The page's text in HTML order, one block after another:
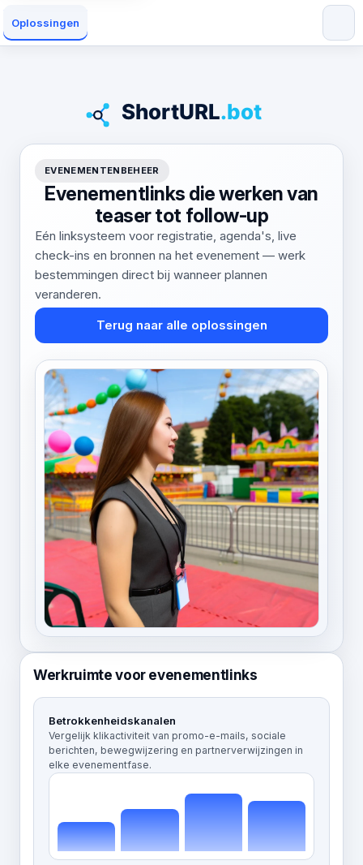
Oplossingen
EVENEMENTENBEHEER
Evenementlinks die werken van
teaser tot follow-up
Eén linksysteem voor registratie, agenda's, live
check-ins en bronnen na het evenement — werk
bestemmingen direct bij wanneer plannen
veranderen.
Terug naar alle oplossingen
Werkruimte voor evenementlinks
Betrokkenheidskanalen
Vergelijk klikactiviteit van promo-e-mails, sociale
berichten, bewegwijzering en partnerverwijzingen in
elke evenementfase.